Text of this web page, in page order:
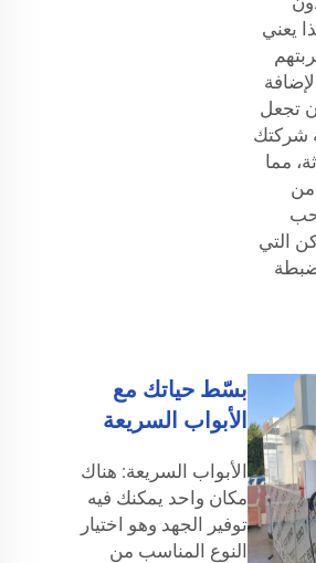
يعني
تجعل
شركتك
مما
من
التي
بسّط حياتك مع
الأبواب السريعة
الأبواب السريعة: هناك
مكان واحد يمكنك فيه
توفير الجهد وهو اختيار
النوع المناسب من